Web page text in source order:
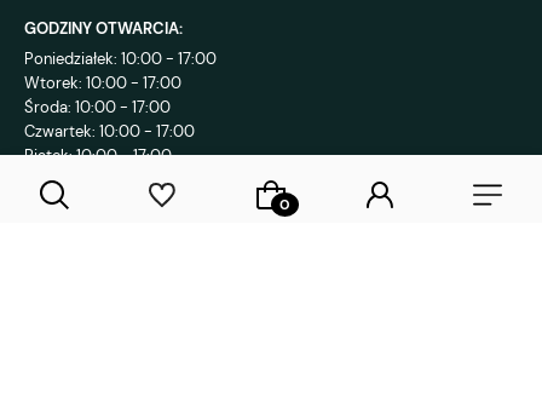
GODZINY OTWARCIA:
Poniedziałek: 10:00 - 17:00
Wtorek: 10:00 - 17:00
Środa: 10:00 - 17:00
Czwartek: 10:00 - 17:00
Piątek: 10:00 - 17:00
KONTAKT: